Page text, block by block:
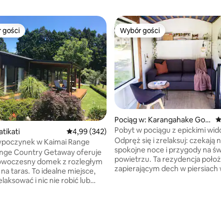
liczba recenzji: 141
z kategorii Wybór gości
gości
Średnia ocena: 4,99 na 5, liczba recenzji: 342
4,99 (342)
w Kaimai Range
Country Getaway oferuje
domek z rozległym
taras. To idealne miejsce,
i nic nie robić lub
Wybór gości
Wybór gości
Pociąg w: Karangahake Gor
ge
Pobyt w pociągu z epickimi
rzekę i kąpielami na świeżym
Odpręż się i zrelaksuj: czekają
spokojne noce i przygody na
powietrzu. Ta rezydencja położona nad
zapierającym dech w piersiach